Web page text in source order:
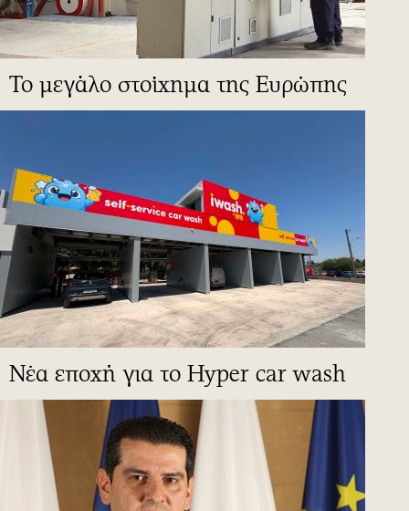
To μεγάλο στοίχημα της Ευρώπης
Νέα εποχή για το Hyper car wash